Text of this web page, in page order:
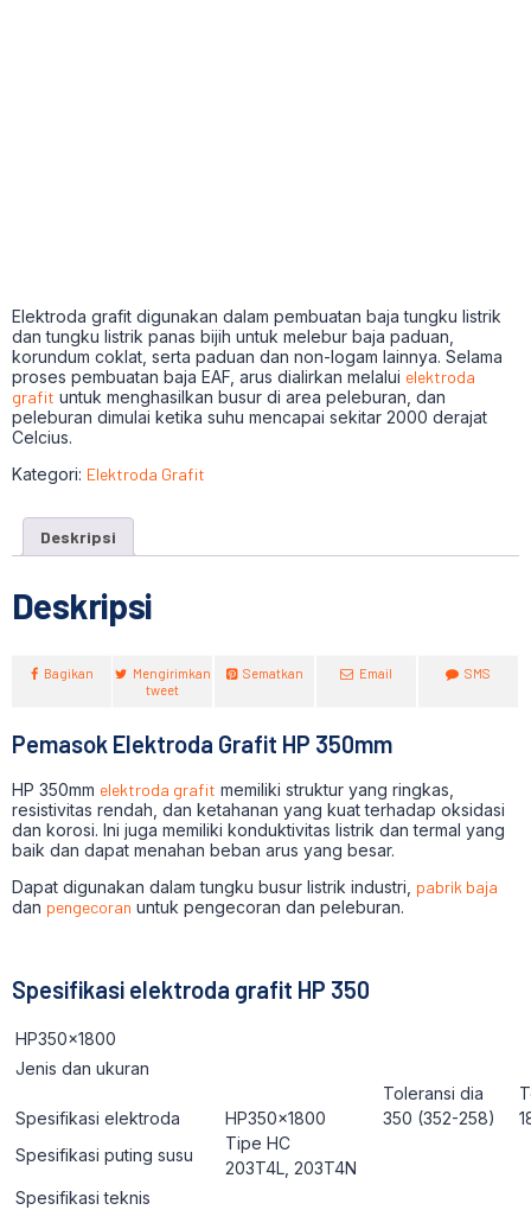
Elektroda grafit digunakan dalam pembuatan baja tungku listrik
dan tungku listrik panas bijih untuk melebur baja paduan,
korundum coklat, serta paduan dan non-logam lainnya. Selama
proses pembuatan baja EAF, arus dialirkan melalui elektroda
grafit untuk menghasilkan busur di area peleburan, dan
peleburan dimulai ketika suhu mencapai sekitar 2000 derajat
Celcius.
Kategori: Elektroda Grafit
Deskripsi
Deskripsi
Bagikan
Mengirimkan
tweet
Sematkan Email SMS
Pemasok Elektroda Grafit HP 350mm
HP 350mm elektroda grafit memiliki struktur yang ringkas,
resistivitas rendah, dan ketahanan yang kuat terhadap oksidasi
dan korosi. Ini juga memiliki konduktivitas listrik dan termal yang
baik dan dapat menahan beban arus yang besar.
Dapat digunakan dalam tungku busur listrik industri, pabrik baja
dan pengecoran untuk pengecoran dan peleburan.
Spesifikasi elektroda grafit HP 350
HP350x1800
Jenis dan ukuran
Toleransi dia
Spesifikasi elektroda
HP350x1800 350 (352-258)
Spesifikasi puting susu
Tipe HC
203T4L, 203T4N
Spesifikasi teknis